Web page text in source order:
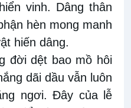
vinh. Dâng thân
hèn mong manh
hiến dâng.
đời dệt bao mồ hôi
dãi dầu vẫn luôn
ngơi. Đây của lễ